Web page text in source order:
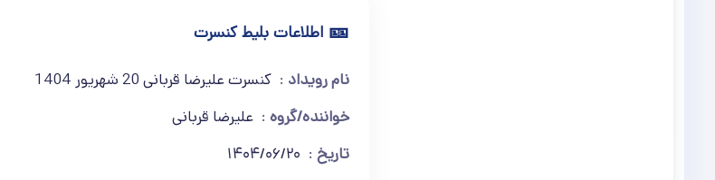
🎫 اطلاعات بلیط کنسرت
نام رویداد
کنسرت علیرضا قربانی 20 شهریور 1404
خواننده/گروه
علیرضا قربانی
تاریخ
1404/06/20